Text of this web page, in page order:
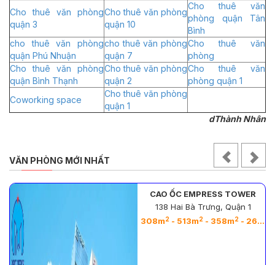
Cho thuê văn phòng
quận 3
Cho thuê văn phòng
quận 10
Cho thuê văn
phòng quận Tân
Bình
cho thuê văn phòng
quận Phú Nhuận
cho thuê văn phòng
quận 7
Cho thuê văn
phòng
Cho thuê văn phòng
quận Bình Thạnh
Cho thuê văn phòng
quận 2
Cho thuê văn
phòng quận 1
Coworking space
Cho thuê văn phòng
quận 1
dThành Nhân
VĂN PHÒNG MỚI NHẤT
CAO ỐC EMPRESS TOWER
138 Hai Bà Trưng, Quận 1
308m2 - 513m2 - 358m2 - 263m